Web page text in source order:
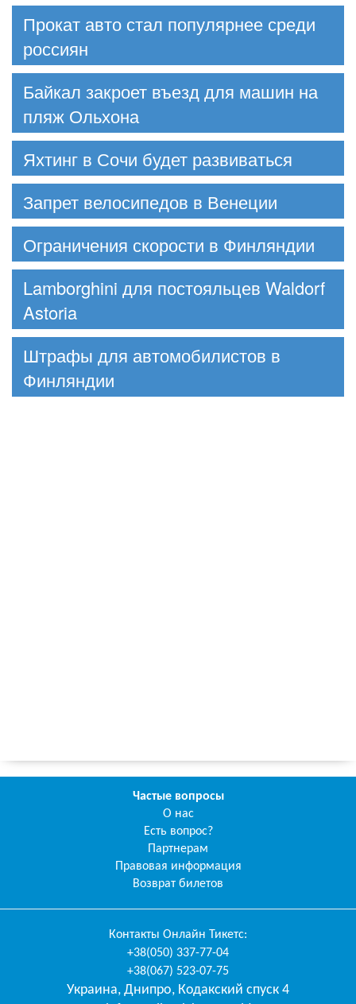
Прокат авто стал популярнее среди
россиян
Байкал закроет въезд для машин на
пляж Ольхона
Яхтинг в Сочи будет развиваться
Запрет велосипедов в Венеции
Ограничения скорости в Финляндии
Lamborghini для постояльцев Waldorf
Astoria
Штрафы для автомобилистов в
Финляндии
Частые вопросы
О нас
Есть вопрос?
Партнерам
Правовая информация
Возврат билетов
Контакты Онлайн Тикетс:
+38(050) 337-77-04
+38(067) 523-07-75
Украина, Днипро, Кодакский спуск 4